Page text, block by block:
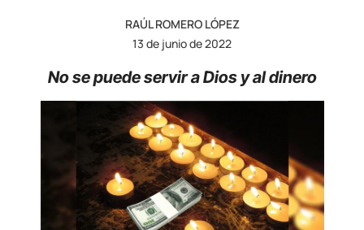
RAÚL ROMERO LÓPEZ
13 de junio de 2022
No se puede servir a Dios y al dinero